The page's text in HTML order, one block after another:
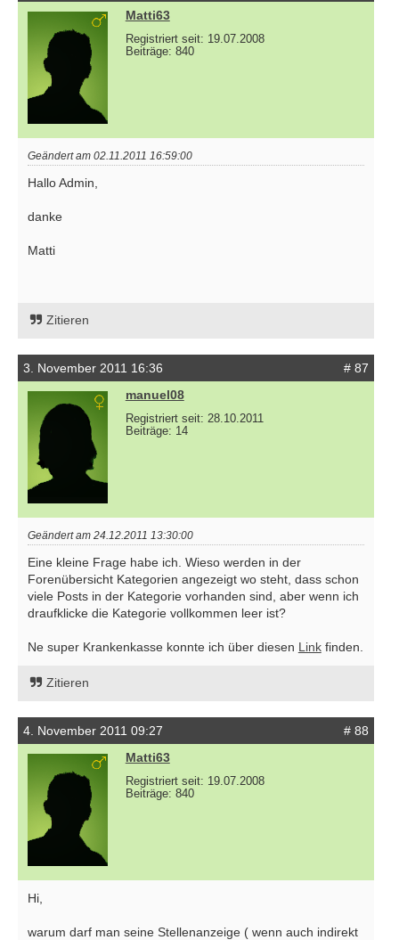
Matti63
Registriert seit: 19.07.2008
Beiträge: 840
Geändert am 02.11.2011 16:59:00
Hallo Admin,
danke
Matti
Zitieren
3. November 2011 16:36
# 87
manuel08
Registriert seit: 28.10.2011
Beiträge: 14
Geändert am 24.12.2011 13:30:00
Eine kleine Frage habe ich. Wieso werden in der
Forenübersicht Kategorien angezeigt wo steht, dass schon
viele Posts in der Kategorie vorhanden sind, aber wenn ich
draufklicke die Kategorie vollkommen leer ist?
Ne super Krankenkasse konnte ich über diesen Linkfinden.
Zitieren
4. November 2011 09:27
# 88
Matti63
Registriert seit: 19.07.2008
Beiträge: 840
Hi,
warum darf man seine Stellenanzeige ( wenn auch indirekt